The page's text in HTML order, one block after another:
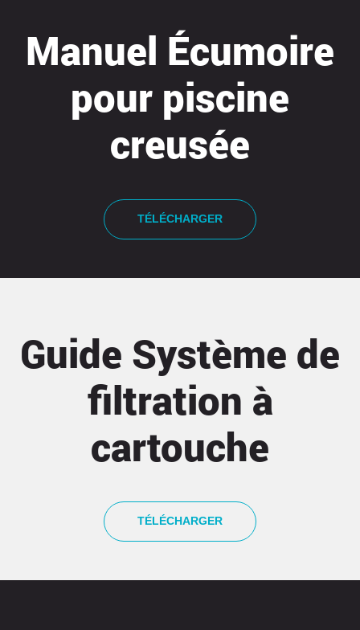
Manuel Écumoire
pour piscine
creusée
TÉLÉCHARGER
Guide Système de
filtration à
cartouche
TÉLÉCHARGER